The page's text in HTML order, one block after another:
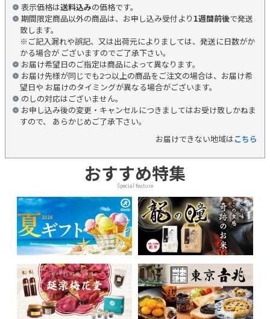
表示価格は送料込みの価格です。
期間限定商品以外の商品は、お申し込み受付より 1週間前後で発送
致します。
※ご記入漏れや誤記、又は出荷元によりましては、発送に日数がか
かる場合が ございますのでご了承下さい。
お届け希望日のご指定は商品によって異なります。
お届け先様が同じでも2つ以上の商品をご注文の場合は、お届け希
望日や お届けのタイミングが異なる場合がございます。
のしの対応はございません。
お申し込み後の変更・キャンセルにつきましてはお受け致しかねま
すので、 あらかじめご了承下さい。
お届けできない地域はこちら
おすすめ特集
Special feature